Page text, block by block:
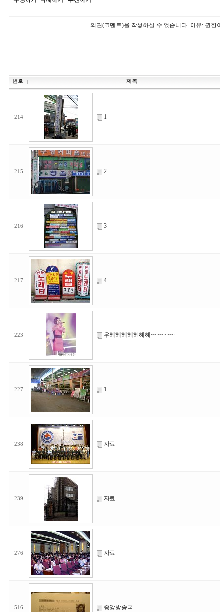
의견(코멘트)을 작성하실 수 없습니다. 이유: 권한
번호 제목
214 1
215 2
216 3
217 4
223 우헤헤헤헤헤헤헤~~~~~~~
227 1
238 자료
239 자료
276 자료
516 중앙방송국